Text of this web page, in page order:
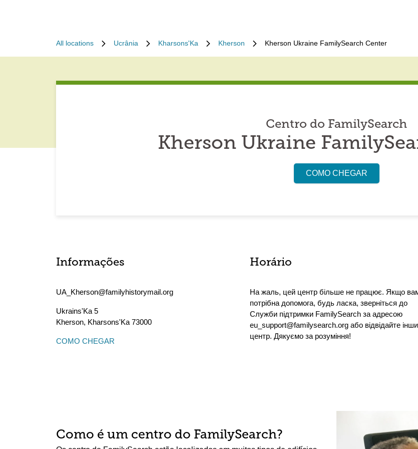
All locations Ucrânia Kharsons'Ka Kherson Kherson Ukraine FamilySearch Center
Centro do FamilySearch
Kherson Ukraine
COMO CHEGAR
Informações
UA_Kherson@familyhistorymail.org
Ukrains'Ka 5
Kherson, Kharsons'Ka 73000
COMO CHEGAR
Horário
На жаль, цей центр більше не працює. Якщо
потрібна допомога, будь ласка, зверніться до
Служби підтримки FamilySearch за адресою
eu_support@familysearch.org або відвідайте
центр. Дякуємо за розуміння!
Como é um centro do FamilySearch?